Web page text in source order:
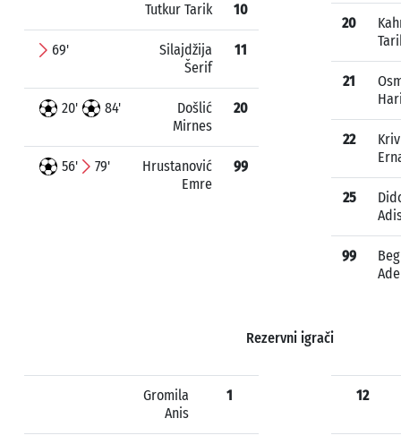
Tutkur Tarik 10
69'
Silajdžija
Šerif
11
20' 84'
Došlić
Mirnes
20
56' 79'
Hrustanović
Emre
99
20
21
22
25
99
Rezervni igrači
Gromila
Anis
1 12